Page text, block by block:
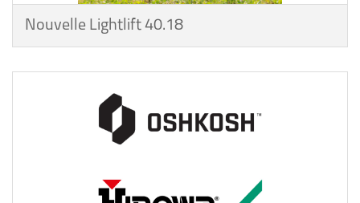
Nouvelle Lightlift 40.18